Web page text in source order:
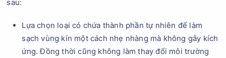
sau:
Lựa chọn loại có chứa thành phần tự nhiên để làm
sạch vùng kín một cách nhẹ nhàng mà không gây kích
ứng. Đồng thời cũng không làm thay đổi môi trường